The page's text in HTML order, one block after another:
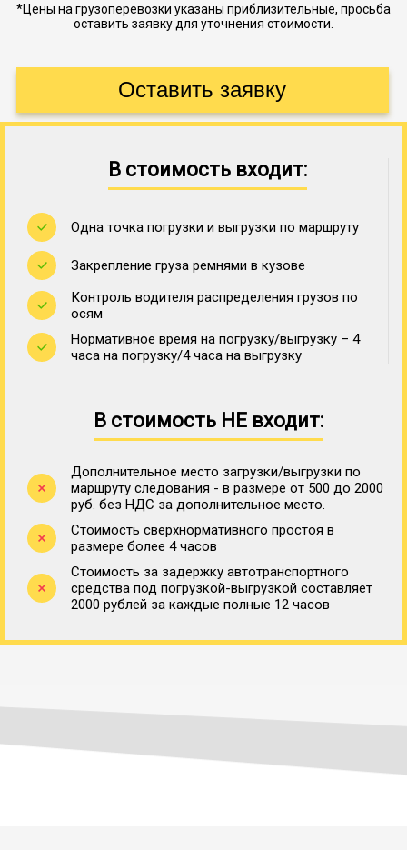
*Цены на грузоперевозки указаны приблизительные, просьба
оставить заявку для уточнения стоимости.
В стоимость входит:
Одна точка погрузки и выгрузки по маршруту
Закрепление груза ремнями в кузове
Контроль водителя распределения грузов по
осям
Нормативное время на погрузку/выгрузку – 4
часа на погрузку/4 часа на выгрузку
В стоимость НЕ входит:
Дополнительное место загрузки/выгрузки по
маршруту следования - в размере от 500 до 2000
руб. без НДС за дополнительное место.
Стоимость сверхнормативного простоя в
размере более 4 часов
Стоимость за задержку автотранспортного
средства под погрузкой-выгрузкой составляет
2000 рублей за каждые полные 12 часов